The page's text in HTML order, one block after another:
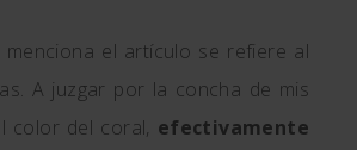
menciona el artículo se refiere al
A juzgar por la concha de mis
color del coral, efectivamente